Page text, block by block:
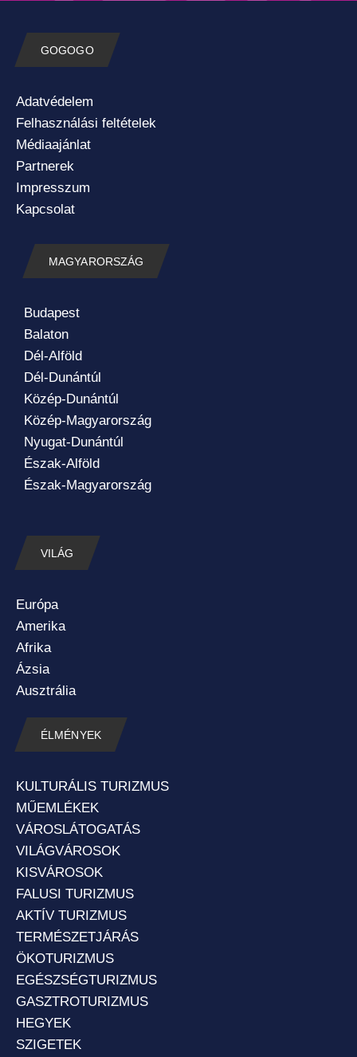
GOGOGO
Adatvédelem
Felhasználási feltételek
Médiaajánlat
Partnerek
Impresszum
Kapcsolat
MAGYARORSZÁG
Budapest
Balaton
Dél-Alföld
Dél-Dunántúl
Közép-Dunántúl
Közép-Magyarország
Nyugat-Dunántúl
Észak-Alföld
Észak-Magyarország
VILÁG
Európa
Amerika
Afrika
Ázsia
Ausztrália
ÉLMÉNYEK
KULTURÁLIS TURIZMUS
MŰEMLÉKEK
VÁROSLÁTOGATÁS
VILÁGVÁROSOK
KISVÁROSOK
FALUSI TURIZMUS
AKTÍV TURIZMUS
TERMÉSZETJÁRÁS
ÖKOTURIZMUS
EGÉSZSÉGTURIZMUS
GASZTROTURIZMUS
HEGYEK
SZIGETEK